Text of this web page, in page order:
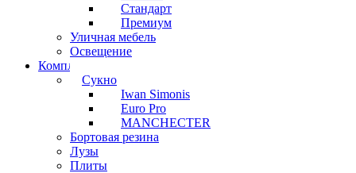
Стандарт
Премиум
Уличная мебель
Освещение
Комплектующие
Сукно
Iwan Simonis
Euro Pro
MANCHECTER
Бортовая резина
Лузы
Плиты